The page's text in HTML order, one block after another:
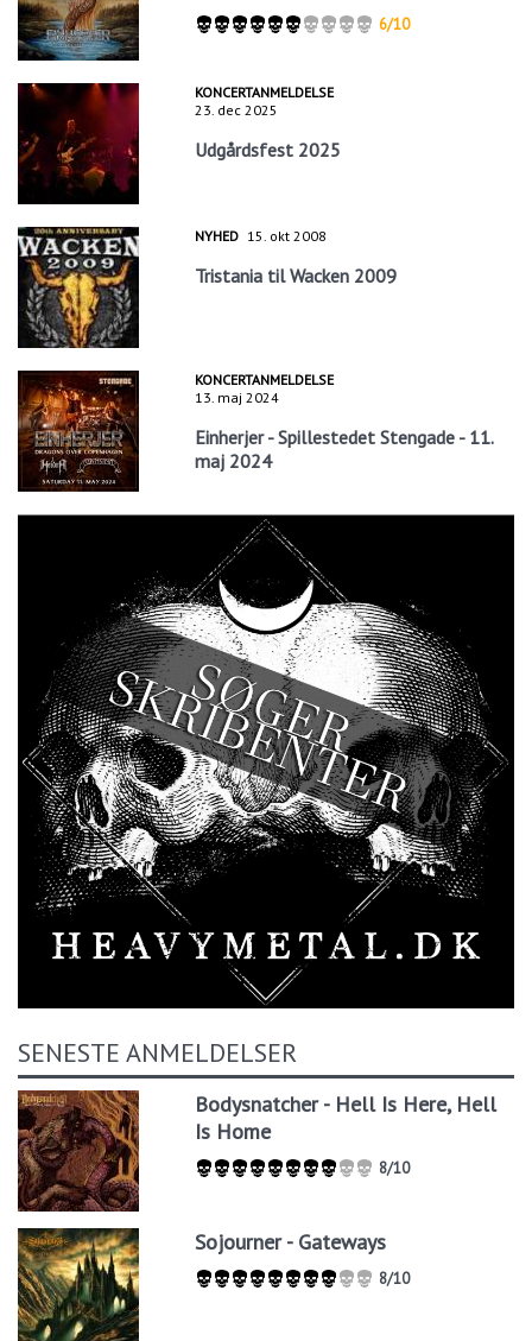
6/10
KONCERTANMELDELSE
23. dec 2025
Udgårdsfest 2025
NYHED 15. okt 2008
Tristania til Wacken 2009
KONCERTANMELDELSE
13. maj 2024
Einherjer - Spillestedet Stengade - 11.
maj 2024
SENESTE ANMELDELSER
Bodysnatcher - Hell Is Here, Hell
Is Home
8/10
Sojourner - Gateways
8/10